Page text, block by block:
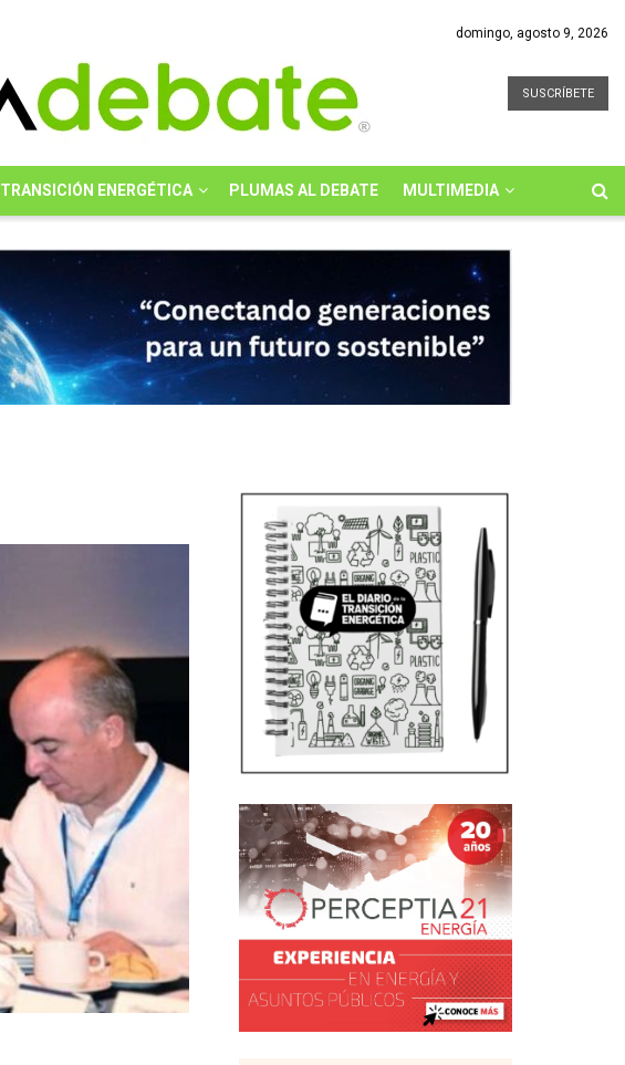
domingo, agosto 9, 2026
SUSCRÍBETE
TRANSICIÓN ENERGÉTICA PLUMAS AL DEBATE MULTIMEDIA